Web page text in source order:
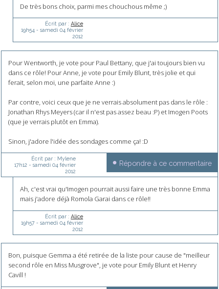
De très bons choix, parmi mes chouchous même ;)
Écrit par : Alice
19h54 - samedi 04 février
2012
Pour Wentworth, je vote pour Paul Bettany, que j'ai toujours bien vu
dans ce rôle! Pour Anne, je vote pour Emily Blunt, très jolie et qui
ferait, selon moi, une parfaite Anne :)
Par contre, voici ceux que je ne verrais absolument pas dans le rôle :
Jonathan Rhys Meyers (car il n'est pas assez beau :P) et Imogen Poots
(que je verrais plutôt en Emma).
Sinon, j'adore l'idée des sondages comme ça! :D
Écrit par : Mylene
17h12 - samedi 04 février
2012
Répondre à ce commentaire
Ah, c'est vrai qu'Imogen pourrait aussi faire une très bonne Emma
mais j'adore déjà Romola Garai dans ce rôle!!
Écrit par : Alice
19h57- samedi 04 février
2012
Bon, puisque Gemma a été retirée de la liste pour cause de "meilleur
second rôle en Miss Musgrove", je vote pour Emily Blunt et Henry
Cavill !